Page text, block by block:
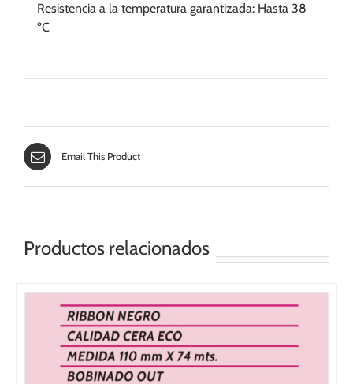
Resistencia a la temperatura garantizada: Hasta 38
ºC
Email This Product
Productos relacionados